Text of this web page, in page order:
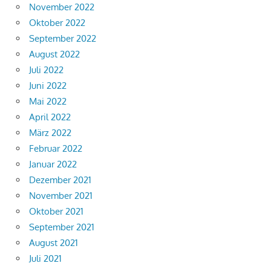
November 2022
Oktober 2022
September 2022
August 2022
Juli 2022
Juni 2022
Mai 2022
April 2022
März 2022
Februar 2022
Januar 2022
Dezember 2021
November 2021
Oktober 2021
September 2021
August 2021
Juli 2021